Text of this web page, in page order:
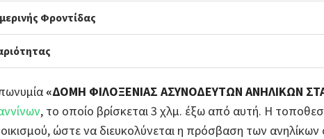
Φροντίδας
«ΔΟΜΗ ΦΙΛΟΞΕΝΙΑΣ ΑΣΥΝΟΔΕΥΤΩΝ ΑΝΗΛΙΚΩΝ
, το οποίο βρίσκεται 3 χλμ. έξω από αυτή. Η
ώστε να διευκολύνεται η πρόσβαση των